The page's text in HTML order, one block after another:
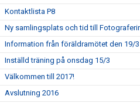
Kontaktlista P8
Ny samlingsplats och tid till
Information från föräldramötet den 19/3
Inställd träning på onsdag 15/3
Välkommen till 2017!
Avslutning 2016